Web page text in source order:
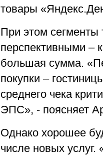
товары
При этом
перспективными –
большая сумма.
покупки –
среднего чека
ЭПС», - поясняет
Однако хорошее
числе новых